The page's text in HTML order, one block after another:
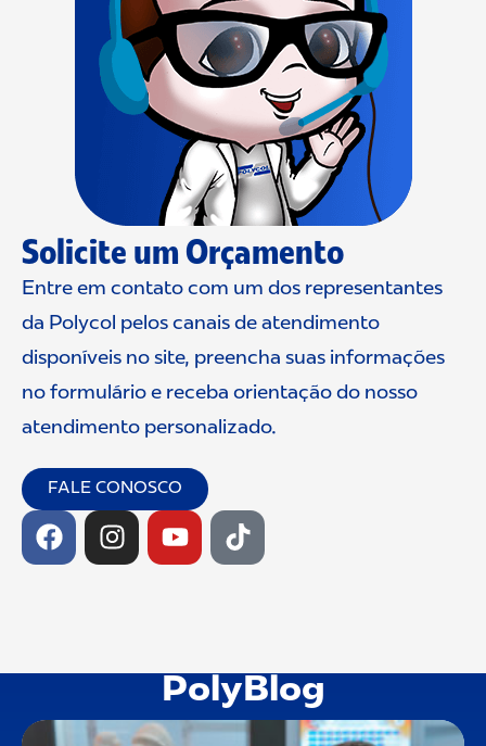
Solicite um Orçamento
Entre em contato com um dos representantes
da Polycol pelos canais de atendimento
disponíveis no site, preencha suas informações
no formulário e receba orientação do nosso
atendimento personalizado.
FALE CONOSCO
PolyBlog